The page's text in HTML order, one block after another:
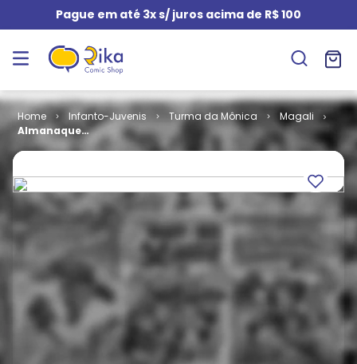
Pague em até 3x s/ juros acima de R$ 100
Infanto-Juvenis Turma da Mônica
Magali
Almanaque
da Magali #